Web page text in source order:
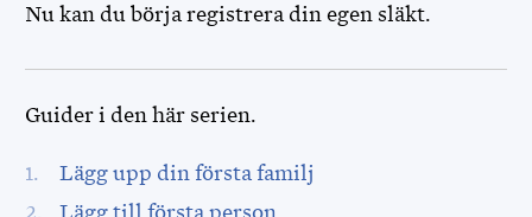
Nu kan du börja registrera din egen släkt.
Guider i den här serien.
Lägg upp din första familj